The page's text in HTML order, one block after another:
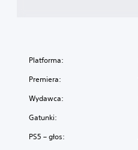
Platforma:
Premiera:
Wydawca:
Gatunki:
PS5 – głos: